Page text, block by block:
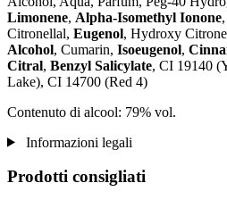
Limonene, Alpha-Isomethyl Ionone,
Citronellal, Eugenol, Hydroxy
Alcohol, Cumarin, Isoeugenol,
Citral, Benzyl Salicylate, CI 19140
Lake), CI 14700 (Red 4)
Contenuto di alcool: 79% vol.
Informazioni legali
Prodotti consigliati